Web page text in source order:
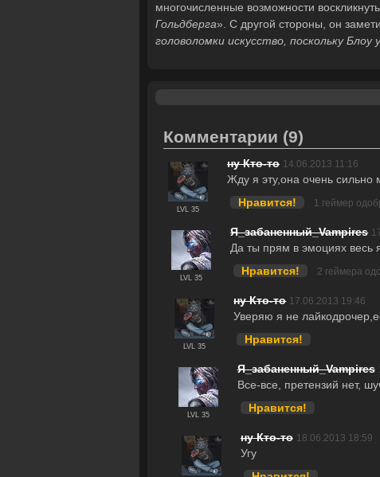
многочисленные возможности
Гольдберга». С другой стороны, он
головоломки искусство, поскольку
Комментарии (9)
LVL 35
ну Кто-то 14.06.2013 11:16
Жду я эту,она очень сильно
Нравится!
1 геймер
LVL 35
Я_забаненный_Vampires
Да ты прям в эмоциях весь
Нравится!
2 геймера
LVL 35
ну Кто-то 17.06.2013 19:46
Уверяю я не
Нравится!
LVL 35
Я_забаненный_Vampires
Все-все, претензий нет,
Нравится!
ну Кто-то 18.06.2013 18:59
Угу